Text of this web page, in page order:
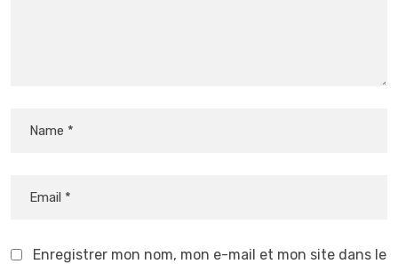
Enregistrer mon nom, mon e-mail et mon site dans le